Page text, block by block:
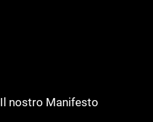
Il nostro Manifesto